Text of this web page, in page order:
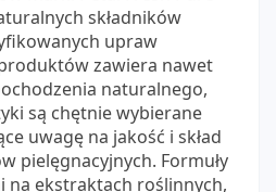
składników
upraw
zawiera nawet
naturalnego,
są chętnie wybierane
uwagę na jakość i skład
pielęgnacyjnych. Formuły
na ekstraktach roślinnych,